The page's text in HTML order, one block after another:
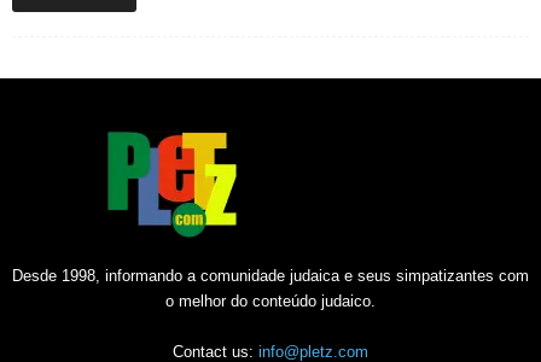
Desde 1998, informando a comunidade judaica e seus simpatizantes com
o melhor do conteúdo judaico.
Contact us: info@pletz.com